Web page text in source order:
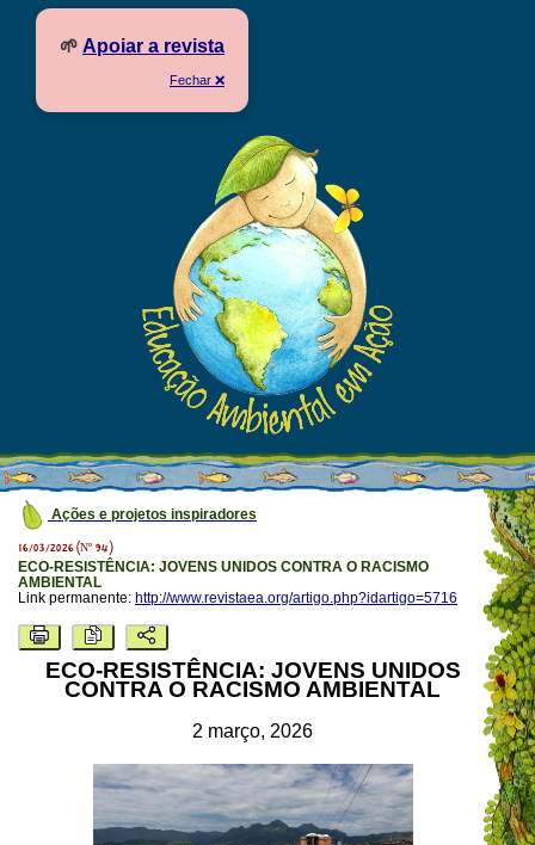
🌱 Apoiar a revista
Fechar ❌
Ações e projetos inspiradores
16/03/2026 (Nº 94)
ECO-RESISTÊNCIA: JOVENS UNIDOS CONTRA O RACISMO
AMBIENTAL
Link permanente: http://www.revistaea.org/artigo.php?idartigo=5716
ECO-RESISTÊNCIA: JOVENS UNIDOS
CONTRA O RACISMO AMBIENTAL
2 março, 2026